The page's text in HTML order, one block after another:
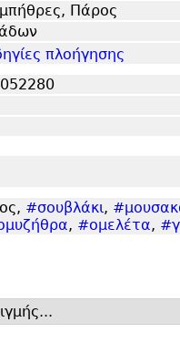
Πάρος
πλοήγησης
#σουβλάκι,
, #ομελέτα,